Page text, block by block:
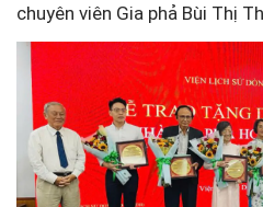
chuyên viên Gia phả Bùi Thị